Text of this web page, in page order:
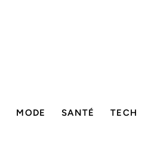
MODE SANTÉ TECH